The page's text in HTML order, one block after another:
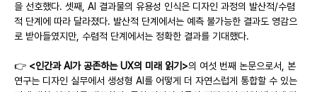
을 선호했다. 셋째, AI 결과물의 유용성 인식은 디자인 과정의 발산적/수렴
적 단계에 따라 달라졌다. 발산적 단계에서는 예측 불가능한 결과도 영감으
로 받아들였지만, 수렴적 단계에서는 정확한 결과를 기대했다.
👉 <인간과 AI가 공존하는 UX의 미래 읽기>의 여섯 번째 논문으로서, 본
연구는 디자인 실무에서 생성형 AI를 어떻게 더 자연스럽게 통합할 수 있는